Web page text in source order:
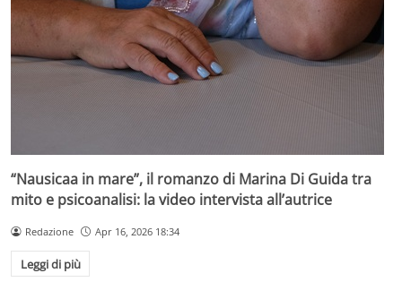
“Nausicaa in mare”, il romanzo di Marina Di Guida tra
mito e psicoanalisi: la video intervista all’autrice
Redazione Apr 16, 2026 18:34
Leggi di più